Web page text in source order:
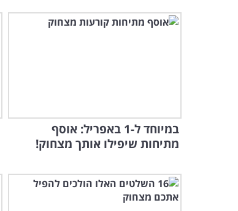
במיוחד ל-1 באפריל: אוסף
מתיחות שיפילו אותך מצחוק!